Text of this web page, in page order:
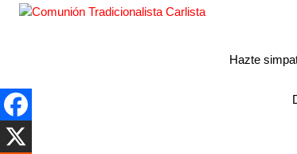
Hazte